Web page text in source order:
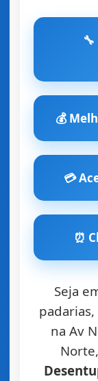
💰
💳
⏰
Seja
na Av